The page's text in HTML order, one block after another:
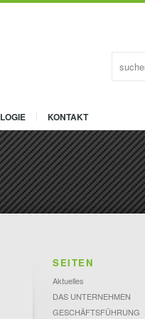
KONTAKT
SEITEN
Aktuelles
DAS UNTERNEHMEN
GESCHÄFTSFÜHRUNG